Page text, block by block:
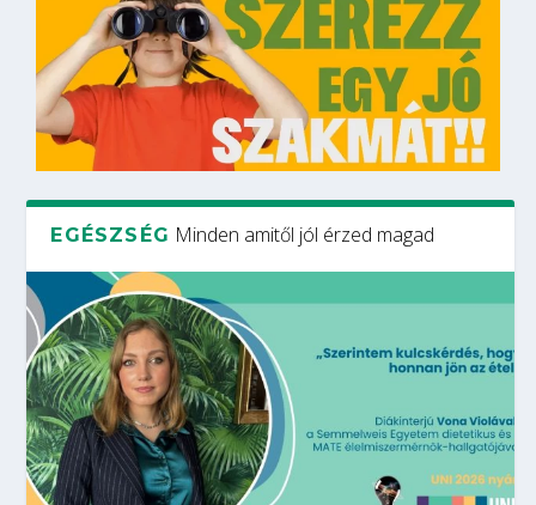
EGÉSZSÉG Minden amitől jól érzed magad